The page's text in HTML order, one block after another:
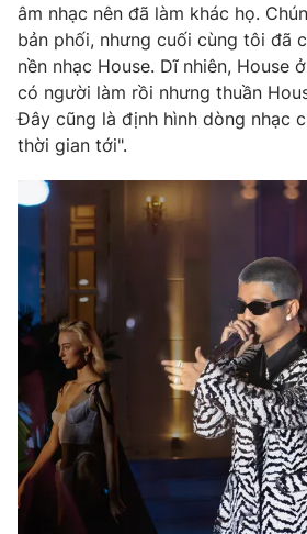
Emagazine
Photo
Video
VTV Money VTV
VTV Sức khoẻ Bất
Thị trường 24h Tấm
VTV4 Vươn
VTV9 VTV8
Liên hệ tòa soạn
âm nhạc nên đã làm khác họ.
bản phối, nhưng cuối cùng tôi đã
nền nhạc House. Dĩ nhiên, House
có người làm rồi nhưng thuần
Đây cũng là định hình dòng nhạc
thời gian tới".